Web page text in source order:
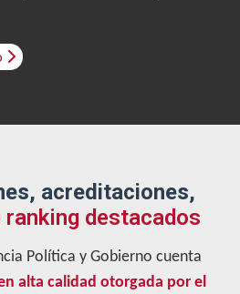
acreditaciones,
destacados
Política y Gobierno cuenta
alta calidad otorgada por el